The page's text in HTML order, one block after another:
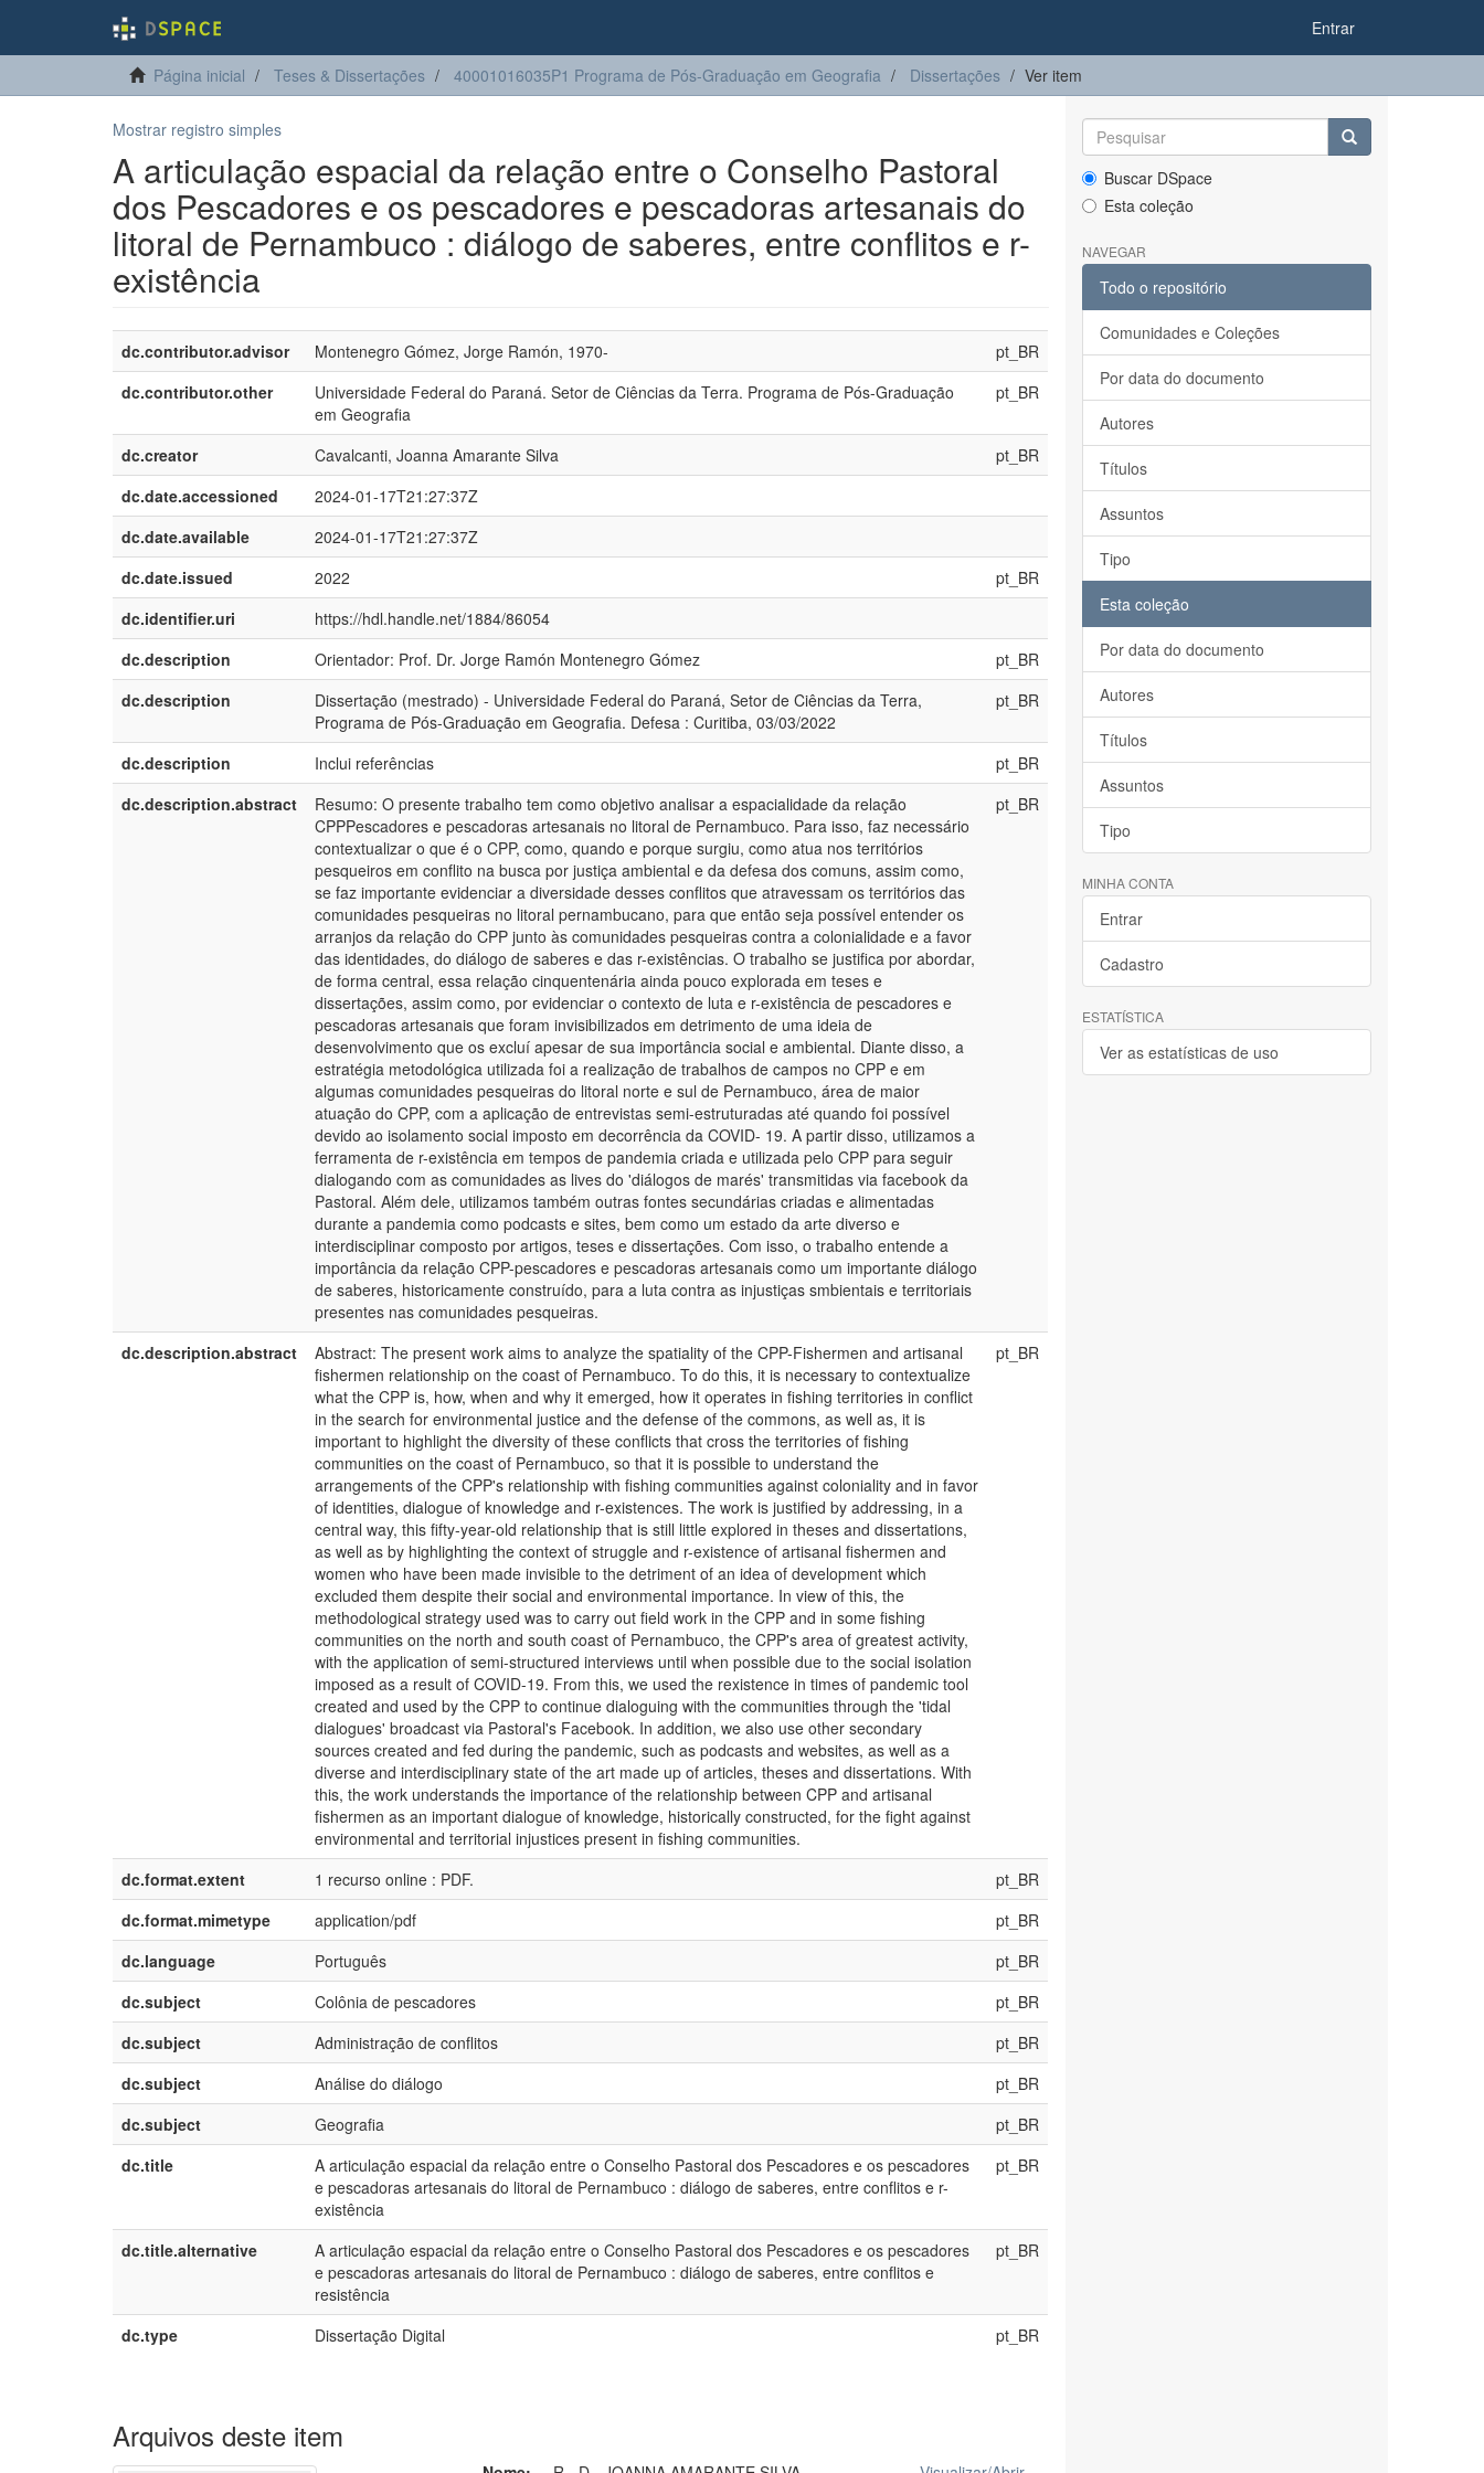
Entrar
Página inicial Teses & Dissertações 40001016035P1 Programa de Pós-Graduação em Geografia Dissertações Ver item
Mostrar registro simples
A articulação espacial da relação entre o Conselho Pastoral
dos Pescadores e os pescadores e pescadoras artesanais do
litoral de Pernambuco : diálogo de saberes, entre conflitos e r-
existência
dc.contributor.advisor Montenegro Gómez, Jorge Ramón, 1970-
pt_BR
dc.contributor.other
Universidade Federal do Paraná. Setor de Ciências da Terra. Programa de Pós-Graduação
em Geografia
pt_BR
dc.creator Cavalcanti, Joanna Amarante Silva
pt_BR
dc.date.accessioned
2024-01-17T21:27:37Z
dc.date.available
2024-01-17T21:27:37Z
dc.date.issued
2022
pt_BR
dc.identifier.uri
https://hdl.handle.net/1884/86054
dc.description
Orientador: Prof. Dr. Jorge Ramón Montenegro Gómez
pt_BR
dc.description
Dissertação (mestrado) - Universidade Federal do Paraná, Setor de Ciências da Terra,
Programa de Pós-Graduação em Geografia. Defesa : Curitiba, 03/03/2022
pt_BR
dc.description Inclui referências
pt_BR
dc.description.abstract
Resumo: O presente trabalho tem como objetivo analisar a espacialidade da relação
CPPPescadores e pescadoras artesanais no litoral de Pernambuco. Para isso, faz necessário
contextualizar o que é o CPP, como, quando e porque surgiu, como atua nos territórios
pesqueiros em conflito na busca por justiça ambiental e da defesa dos comuns, assim como,
se faz importante evidenciar a diversidade desses conflitos que atravessam os territórios das
comunidades pesqueiras no litoral pernambucano, para que então seja possível entender os
arranjos da relação do CPP junto às comunidades pesqueiras contra a colonialidade e a favor
das identidades, do diálogo de saberes e das r-existências. O trabalho se justifica por abordar,
de forma central, essa relação cinquentenária ainda pouco explorada em teses e
dissertações, assim como, por evidenciar o contexto de luta e r-existência de pescadores e
pescadoras artesanais que foram invisibilizados em detrimento de uma ideia de
desenvolvimento que os excluí apesar de sua importância social e ambiental. Diante disso, a
estratégia metodológica utilizada foi a realização de trabalhos de campos no CPP e em
algumas comunidades pesqueiras do litoral norte e sul de Pernambuco, área de maior
atuação do CPP, com a aplicação de entrevistas semi-estruturadas até quando foi possível
devido ao isolamento social imposto em decorrência da COVID- 19. A partir disso, utilizamos a
ferramenta de r-existência em tempos de pandemia criada e utilizada pelo CPP para seguir
dialogando com as comunidades as lives do 'diálogos de marés' transmitidas via facebook da
Pastoral. Além dele, utilizamos também outras fontes secundárias criadas e alimentadas
durante a pandemia como podcasts e sites, bem como um estado da arte diverso e
interdisciplinar composto por artigos, teses e dissertações. Com isso, o trabalho entende a
importância da relação CPP-pescadores e pescadoras artesanais como um importante diálogo
de saberes, historicamente construído, para a luta contra as injustiças smbientais e territoriais
presentes nas comunidades pesqueiras.
pt_BR
dc.description.abstract
Abstract: The present work aims to analyze the spatiality of the CPP-Fishermen and artisanal
fishermen relationship on the coast of Pernambuco. To do this, it is necessary to contextualize
what the CPP is, how, when and why it emerged, how it operates in fishing territories in conflict
in the search for environmental justice and the defense of the commons, as well as, it is
important to highlight the diversity of these conflicts that cross the territories of fishing
communities on the coast of Pernambuco, so that it is possible to understand the
arrangements of the CPP's relationship with fishing communities against coloniality and in favor
of identities, dialogue of knowledge and r-existences. The work is justified by addressing, in a
central way, this fifty-year-old relationship that is still little explored in theses and dissertations,
as well as by highlighting the context of struggle and r-existence of artisanal fishermen and
women who have been made invisible to the detriment of an idea of development which
excluded them despite their social and environmental importance. In view of this, the
methodological strategy used was to carry out field work in the CPP and in some fishing
communities on the north and south coast of Pernambuco, the CPP's area of greatest activity,
with the application of semi-structured interviews until when possible due to the social isolation
imposed as a result of COVID-19. From this, we used the rexistence in times of pandemic tool
created and used by the CPP to continue dialoguing with the communities through the 'tidal
dialogues' broadcast via Pastoral's Facebook. In addition, we also use other secondary
sources created and fed during the pandemic, such as podcasts and websites, as well as a
diverse and interdisciplinary state of the art made up of articles, theses and dissertations. With
this, the work understands the importance of the relationship between CPP and artisanal
fishermen as an important dialogue of knowledge, historically constructed, for the fight against
environmental and territorial injustices present in fishing communities.
pt_BR
dc.format.extent 1 recurso online : PDF.
pt_BR
dc.format.mimetype
application/pdf
pt_BR
dc.language
Português
pt_BR
dc.subject
Colônia de pescadores
pt_BR
dc.subject
Administração de conflitos
pt_BR
dc.subject
Análise do diálogo
pt_BR
dc.subject
Geografia
pt_BR
dc.title
A articulação espacial da relação entre o Conselho Pastoral dos Pescadores e os pescadores
e pescadoras artesanais do litoral de Pernambuco : diálogo de saberes, entre conflitos e r-
existência
pt_BR
dc.title.alternative
A articulação espacial da relação entre o Conselho Pastoral dos Pescadores e os pescadores
e pescadoras artesanais do litoral de Pernambuco : diálogo de saberes, entre conflitos e
resistência
pt_BR
dc.type Dissertação Digital pt_BR
Arquivos deste item
Buscar DSpace
Esta coleção
NAVEGAR
Todo o repositório
Comunidades e Coleções
Por data do documento
Autores
Títulos
Assuntos
Tipo
Esta coleção
Por data do documento
Autores
Títulos
Assuntos
Tipo
MINHA CONTA
Entrar
Cadastro
ESTATÍSTICA
Ver as estatísticas de uso